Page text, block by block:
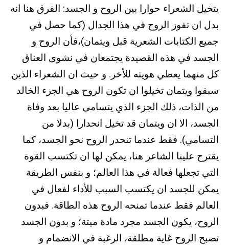
يتخيل الشعراء حوارا بين الروح و الجسد: الفرق هنا انه
بدل ان تفوز الروح في هذا الجدال (كما حصل في
جميع الكتابات الشعرية قبل ويتمان)،فأن الروح و
الجسد في هذه القصيدة يجتمعان في نشوى العناق
كل منهما يعطي هويته للأخر. و حيث ان الشعراء الذين
سبقوا ويتمان تخيلوا ان تكون الروح هي الجزء الخالد
من الذات، ذلك الجزء الذي يتسامى عاليا بعد وفاة
الجسد، الا ان ويتمان قد تخيل انحدارا (بدلا من
التسامي). فقط عندما تنحدر الروح نحو الجسد، كما
يقترح علينا الشاعر هنا، يمكن لها ان تكتسب القوة
التي تجعلها فعالة في هذا العالم؛ و بنفس الطريقة
يمكن للجسد ان يكتسب السبب للأداء لفعال في
العالم فقط عندما تمنحه الروح هذه الطاقة. فبدون
الروح، يكون الجسد مجرد مادة ميتة؛ و بدون الجسد
تصبح الروح غاية مطلقة، الرغبة في الانضمام و